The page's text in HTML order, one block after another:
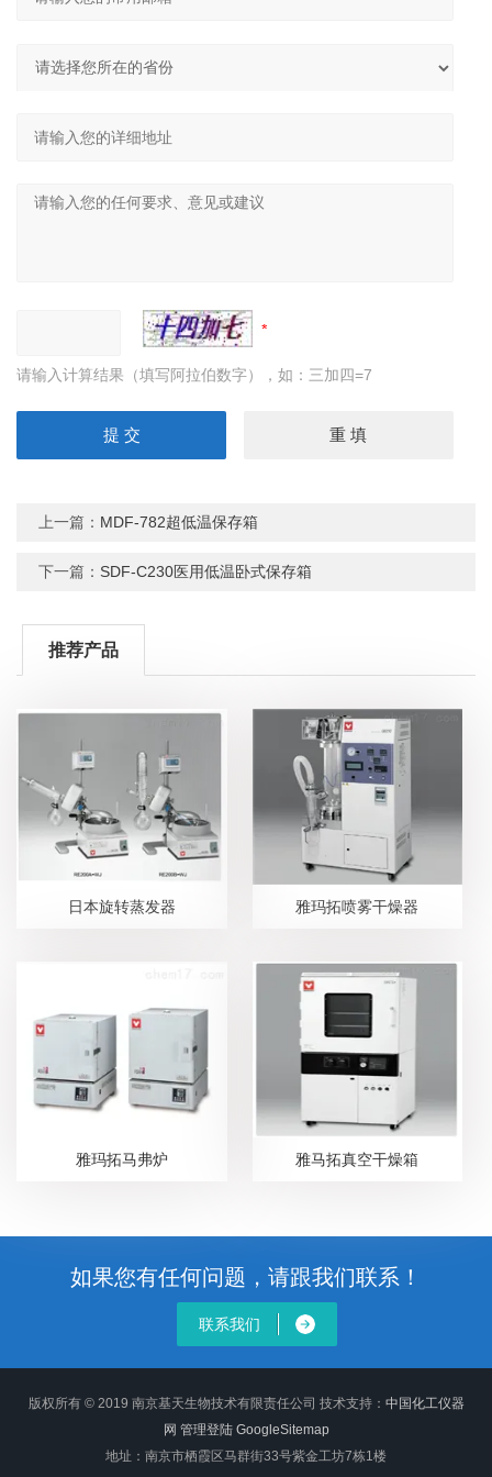
请输入计算结果（填写阿拉伯数字），如：三加四=7
上一篇： MDF-782超低温保存箱
下一篇： SDF-C230医用低温卧式保存箱
推荐产品
日本旋转蒸发器 雅玛拓喷雾干燥器
雅玛拓马弗炉 雅马拓真空干燥箱
如果您有任何问题，请跟我们联系！
联系我们
版权所有 © 2019 南京基天生物技术有限责任公司 技术支持： 中国化工仪器
网 管理登陆 GoogleSitemap
地址：南京市栖霞区马群街33号紫金工坊7栋1楼